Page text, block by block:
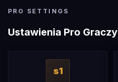
PRO SETTINGS
Ustawienia Pro Graczy
s1